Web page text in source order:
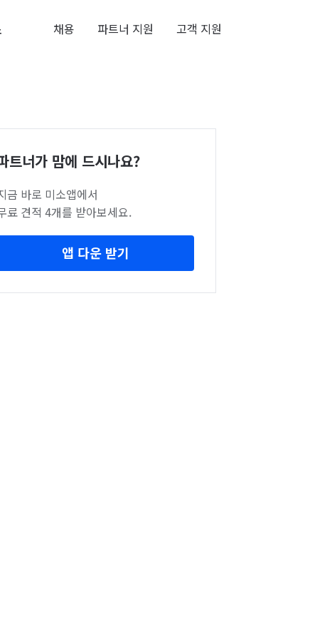
채용 파트너 지원 고객 지원
트너가 맘에 드시나요?
금 바로 미소앱에서
료 견적 4개를 받아보세요.
앱 다운 받기